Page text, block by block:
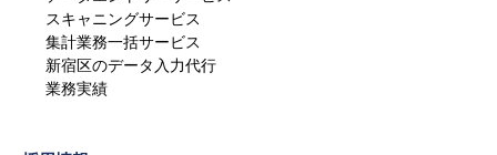
スキャニングサービス
集計業務一括サービス
新宿区のデータ入力代行
業務実績